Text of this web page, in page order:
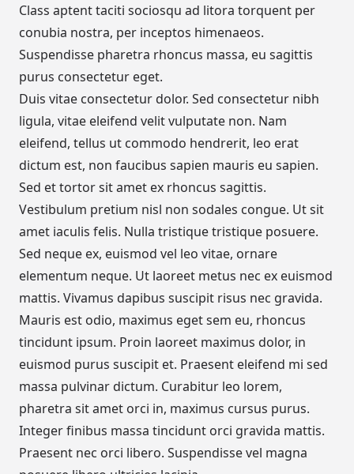
Class aptent taciti sociosqu ad litora torquent per
conubia nostra, per inceptos himenaeos.
Suspendisse pharetra rhoncus massa, eu sagittis
purus consectetur eget.
Duis vitae consectetur dolor. Sed consectetur nibh
ligula, vitae eleifend velit vulputate non. Nam
eleifend, tellus ut commodo hendrerit, leo erat
dictum est, non faucibus sapien mauris eu sapien.
Sed et tortor sit amet ex rhoncus sagittis.
Vestibulum pretium nisl non sodales congue. Ut sit
amet iaculis felis. Nulla tristique tristique posuere.
Sed neque ex, euismod vel leo vitae, ornare
elementum neque. Ut laoreet metus nec ex euismod
mattis. Vivamus dapibus suscipit risus nec gravida.
Mauris est odio, maximus eget sem eu, rhoncus
tincidunt ipsum. Proin laoreet maximus dolor, in
euismod purus suscipit et. Praesent eleifend mi sed
massa pulvinar dictum. Curabitur leo lorem,
pharetra sit amet orci in, maximus cursus purus.
Integer finibus massa tincidunt orci gravida mattis.
Praesent nec orci libero. Suspendisse vel magna